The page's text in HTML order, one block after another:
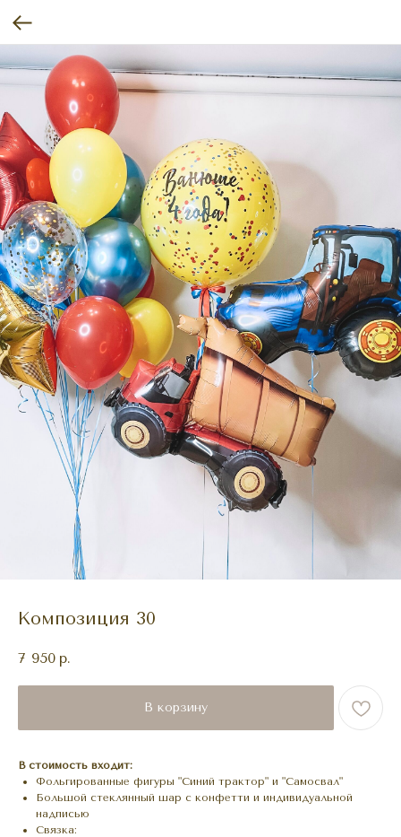
Композиция 30
7 950 р.
В корзину
В стоимость входит:
Фольгированные фигуры "Синий трактор" и "Самосвал"
Большой стеклянный шар с конфетти и индивидуальной
надписью
Связка: